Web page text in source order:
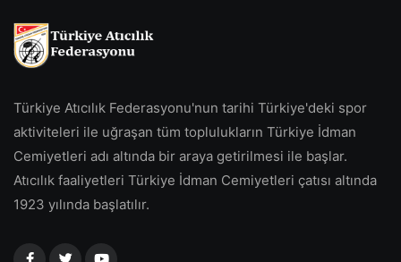
Türkiye Atıcılık Federasyonu'nun tarihi Türkiye'deki spor
aktiviteleri ile uğraşan tüm toplulukların Türkiye İdman
Cemiyetleri adı altında bir araya getirilmesi ile başlar.
Atıcılık faaliyetleri Türkiye İdman Cemiyetleri çatısı altında
1923 yılında başlatılır.